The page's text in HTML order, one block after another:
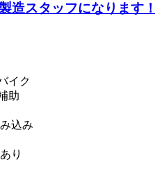
スタッフになります！
イク
助
込み
り